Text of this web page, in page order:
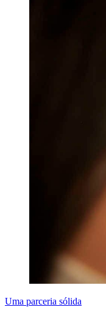
Uma parceria sólida